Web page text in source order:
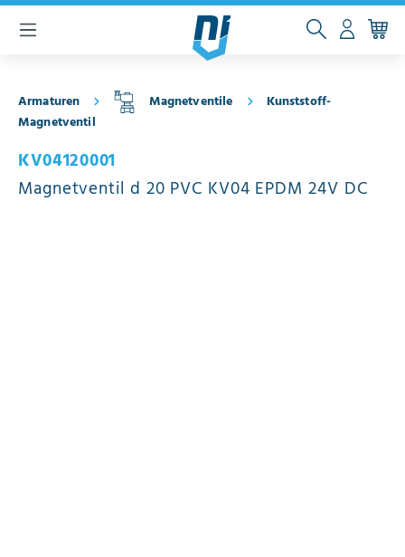
springen
Armaturen Magnetventile
Kunststoff-
Magnetventil
KV04120001
Magnetventil d 20 PVC KV04 EPDM 24V DC